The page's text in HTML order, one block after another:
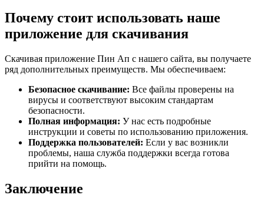
Почему стоит использовать наше
приложение для скачивания
Скачивая приложение Пин Ап с нашего сайта, вы получаете
ряд дополнительных преимуществ. Мы обеспечиваем:
Безопасное скачивание: Все файлы проверены на
вирусы и соответствуют высоким стандартам
безопасности.
Полная информация: У нас есть подробные
инструкции и советы по использованию приложения.
Поддержка пользователей: Если у вас возникли
проблемы, наша служба поддержки всегда готова
прийти на помощь.
Заключение